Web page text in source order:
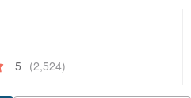
5 (2,524)